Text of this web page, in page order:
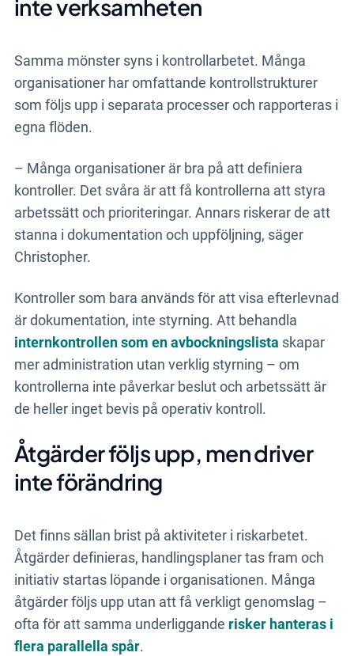
inte verksamheten
Samma mönster syns i kontrollarbetet. Många
organisationer har omfattande kontrollstrukturer
som följs upp i separata processer och rapporteras i
egna flöden.
– Många organisationer är bra på att definiera
kontroller. Det svåra är att få kontrollerna att styra
arbetssätt och prioriteringar. Annars riskerar de att
stanna i dokumentation och uppföljning, säger
Christopher.
Kontroller som bara används för att visa efterlevnad
är dokumentation, inte styrning. Att behandla
internkontrollen som en avbockningslista skapar
mer administration utan verklig styrning – om
kontrollerna inte påverkar beslut och arbetssätt är
de heller inget bevis på operativ kontroll.
Åtgärder följs upp, men driver
inte förändring
Det finns sällan brist på aktiviteter i riskarbetet.
Åtgärder definieras, handlingsplaner tas fram och
initiativ startas löpande i organisationen. Många
åtgärder följs upp utan att få verkligt genomslag –
ofta för att samma underliggande risker hanteras i
flera parallella spår.